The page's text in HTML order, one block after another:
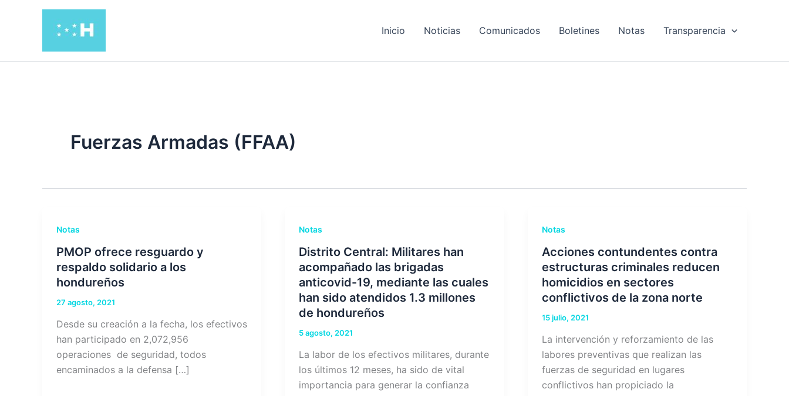
Inicio Noticias Comunicados Boletines Notas Transparencia
Fuerzas Armadas (FFAA)
Notas
PMOP ofrece resguardo y
respaldo solidario a los
hondureños
27 agosto, 2021
Desde su creación a la fecha, los efectivos
han participado en 2,072,956
operaciones de seguridad, todos
encaminados a la defensa […]
Notas
Distrito Central: Militares han
acompañado las brigadas
anticovid-19, mediante las cuales
han sido atendidos 1.3 millones
de hondureños
5 agosto, 2021
La labor de los efectivos militares, durante
los últimos 12 meses, ha sido de vital
importancia para generar la confianza
Notas
Acciones contundentes contra
estructuras criminales reducen
homicidios en sectores
conflictivos de la zona norte
15 julio, 2021
La intervención y reforzamiento de las
labores preventivas que realizan las
fuerzas de seguridad en lugares
conflictivos han propiciado la